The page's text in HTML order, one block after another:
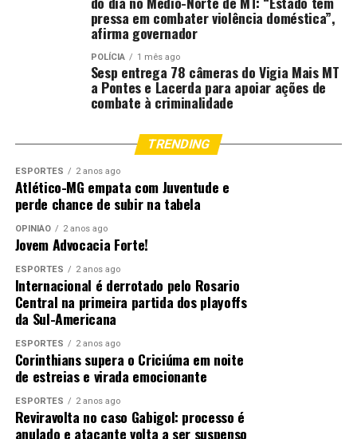
Região 2:De 14 de junho a 14 de setembro de
Região 3:De 14 de dezembro de 2026 a 14 de
março de 2027.
Região 4:De 1º de agosto a 31 de outubro de
Para os produtores da Região Oeste (Região 1), a
semeadura oficial autorizada para a safra 2026/2027 já
tem período definido: ocorrerá de 8 de outubro a 31 de
dezembro de 2026.
Você também pode participar deixando uma sugestão de
pauta. Siga oCanal Rural Bahia no Instagram
uma mensagem .
O postVazio Sanitário da Soja reforça compromisso do
agro baiano com a sanidade das lavouras
primeiro emCanal Rural.
;
pressa em combater violência doméstica”,
afirma governador
POLÍCIA 1 mês ago
Sesp entrega 78 câmeras do Vigia Mais MT
a Pontes e Lacerda para apoiar ações de
combate à criminalidade
TRENDING
ESPORTES 2 anos ago
Atlético-MG empata com Juventude e
perde chance de subir na tabela
OPINIÃO 2 anos ago
Jovem Advocacia Forte!
ESPORTES 2 anos ago
Internacional é derrotado pelo Rosario
Central na primeira partida dos playoffs
da Sul-Americana
ESPORTES 2 anos ago
Corinthians supera o Criciúma em noite
de estreias e virada emocionante
ESPORTES 2 anos ago
Reviravolta no caso Gabigol: processo é
anulado e atacante volta a ser suspenso